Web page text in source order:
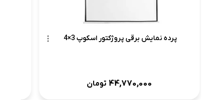
پرده نمایش برقی پروژکتور اسکوپ 3×4
44,770,000 تومان